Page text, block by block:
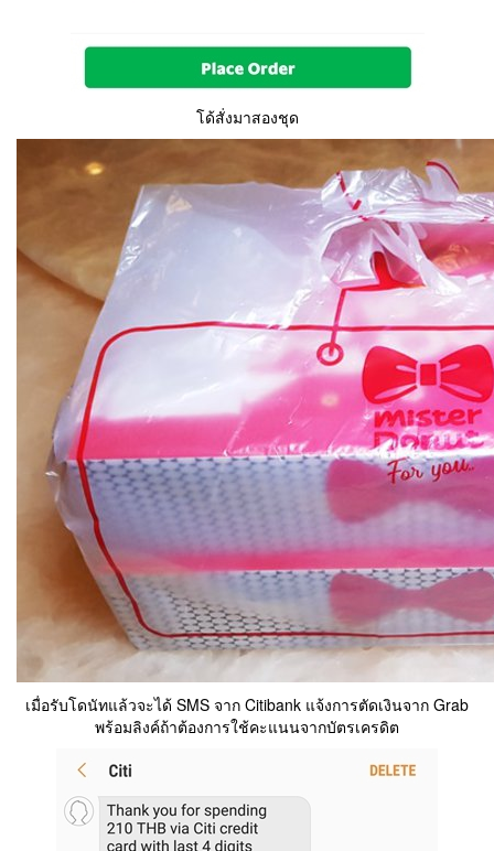
โด้สั่งมาสองชุด
เมื่อรับโดนัทแล้วจะได้ SMS จาก Citibank แจ้งการตัดเงินจาก Grab
พร้อมลิงค์ถ้าต้องการใช้คะแนนจากบัตรเครดิต